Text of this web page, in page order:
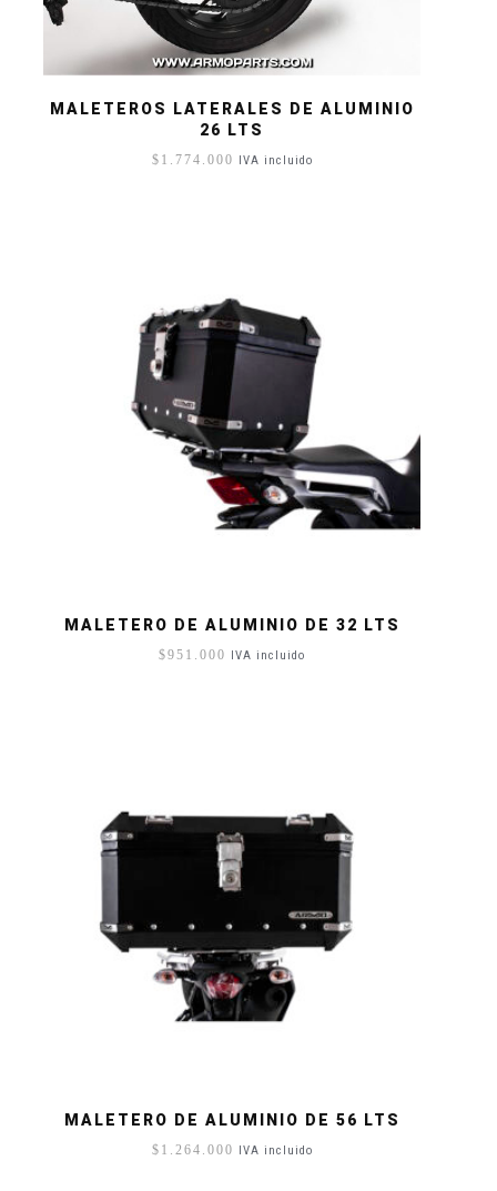
MALETEROS LATERALES DE ALUMINIO
26 LTS
$ 1.774.000 IVA incluido
MALETERO DE ALUMINIO DE 32 LTS
$951.000 IVA incluido
MALETERO DE ALUMINIO DE 56 LTS
$ 1.264.000 IVA incluido